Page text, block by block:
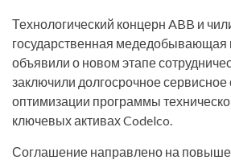
Технологический концерн ABB и
государственная медедобывающая
объявили о новом этапе
заключили долгосрочное
оптимизации программы
ключевых активах Codelco.
Соглашение направлено на